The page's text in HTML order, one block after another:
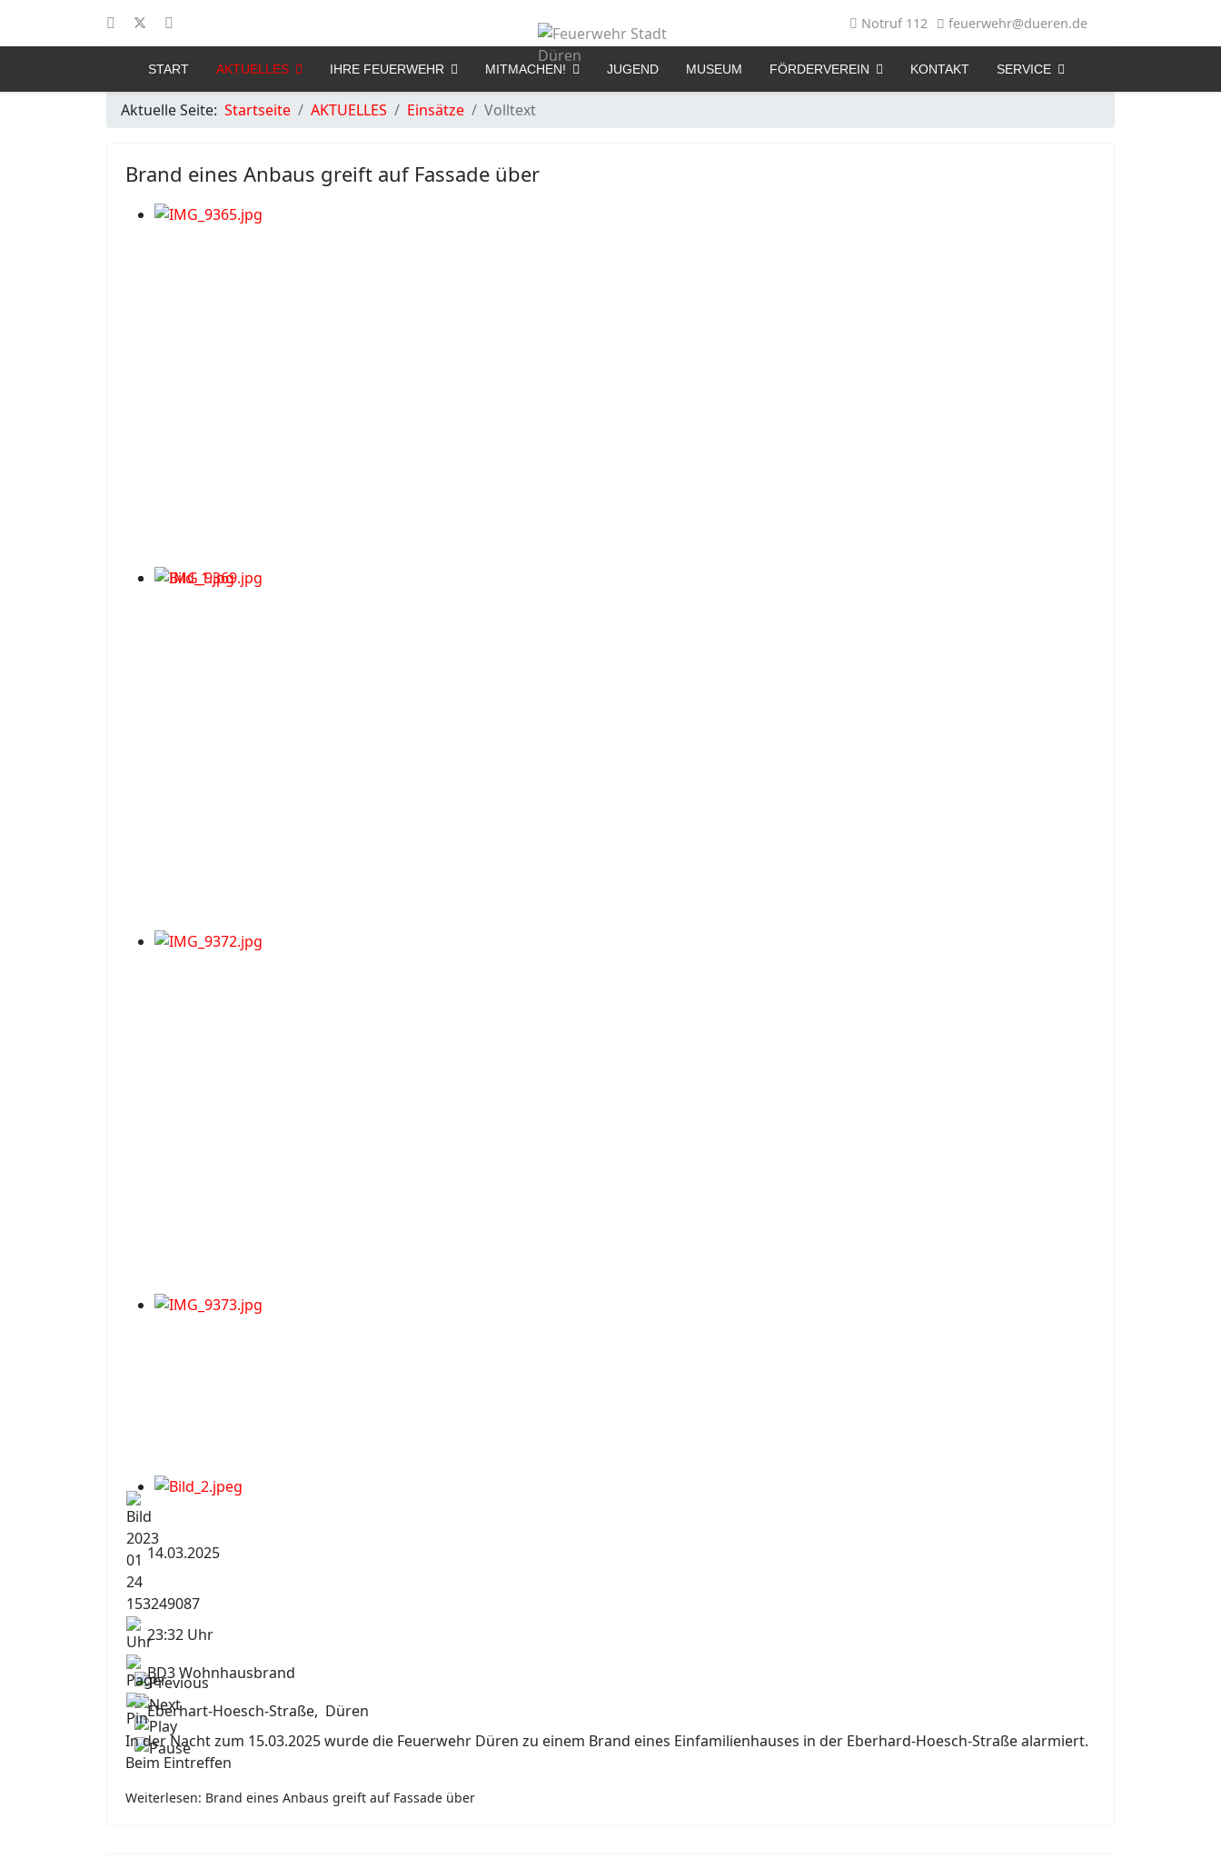
Notruf 112 feuerwehr@dueren.de
START AKTUELLES IHRE FEUERWEHR MITMACHEN! JUGEND MUSEUM FÖRDERVEREIN KONTAKT SERVICE
Aktuelle Seite: Startseite AKTUELLES Einsätze Volltext
Brand eines Anbaus greift auf Fassade über
14.03.2025
23:32 Uhr
BD3 Wohnhausbrand
Eberhart-Hoesch-Straße, Düren
In der Nacht zum 15.03.2025 wurde die Feuerwehr Düren zu einem Brand eines Einfamilienhauses in der Eberhard-Hoesch-Straße alarmiert.
Beim Eintreffen
Weiterlesen: Brand eines Anbaus greift auf Fassade über